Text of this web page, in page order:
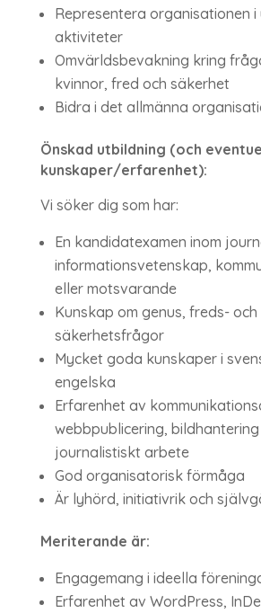
Representera organisationen
aktiviteter
Omvärldsbevakning kring
kvinnor, fred och säkerhet
Bidra i det allmänna
Önskad utbildning (och
kunskaper/erfarenhet):
Vi söker dig som har:
En kandidatexamen inom
informationsvetenskap,
eller motsvarande
Kunskap om genus, freds- och
säkerhetsfrågor
Mycket goda kunskaper i
engelska
Erfarenhet av
webbpublicering,
journalistiskt arbete
God organisatorisk förmåga
Är lyhörd, initiativrik och
Meriterande är:
Engagemang i ideella
Erfarenhet av WordPress,